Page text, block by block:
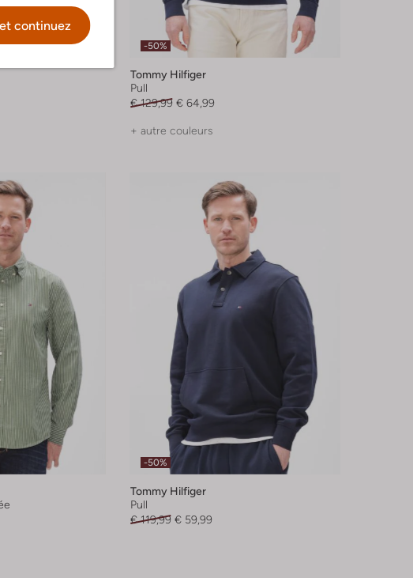
continuez
-50%
Tommy Hilfiger
Pull
€ 129,99 € 64,99
+ autre couleurs
-50%
Tommy Hilfiger
Pull
€ 119,99 € 59,99